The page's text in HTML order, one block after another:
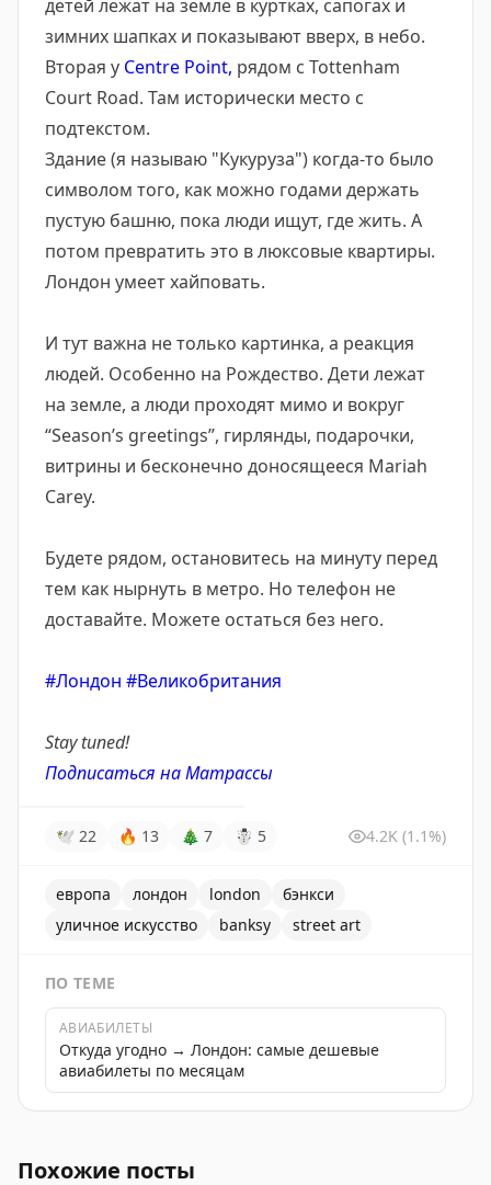
детей лежат на земле в куртках, сапогах и
зимних шапках и показывают вверх, в небо.
Вторая у Centre Point, рядом с Tottenham
Court Road. Там исторически место с
подтекстом.
Здание (я называю "Кукуруза") когда-то было
символом того, как можно годами держать
пустую башню, пока люди ищут, где жить. А
потом превратить это в люксовые квартиры.
Лондон умеет хайповать.
И тут важна не только картинка, а реакция
людей. Особенно на Рождество. Дети лежат
на земле, а люди проходят мимо и вокруг
“Season’s greetings”, гирлянды, подарочки,
витрины и бесконечно доносящееся Mariah
Carey.
Будете рядом, остановитесь на минуту перед
тем как нырнуть в метро. Но телефон не
доставайте. Можете остаться без него.
#Лондон #Великобритания
Stay tuned!
Подписаться наМатрассы
🕊 22 🔥 13 🎄 7 ☃ 5 4.2K (1.1%)
европа лондон london
бэнкси
уличное искусство
banksy street art
ПО ТЕМЕ
АВИАБИЛЕТЫ
Откуда угодно → Лондон: самые дешевые
авиабилеты по месяцам
Похожие посты